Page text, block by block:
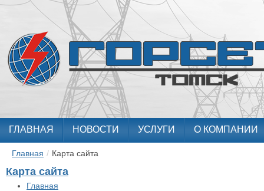
ГЛАВНАЯ НОВОСТИ УСЛУГИ О КОМПАНИИ
Главная / Карта сайта
Карта сайта
Главная